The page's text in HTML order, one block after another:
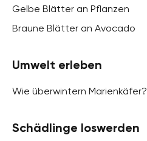
Gelbe Blätter an Pflanzen
Braune Blätter an Avocado
Umwelt erleben
Wie überwintern Marienkäfer?
Schädlinge loswerden